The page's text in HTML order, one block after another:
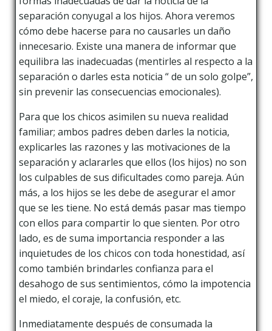
separación conyugal a los hijos. Ahora veremos
cómo debe hacerse para no causarles un daño
innecesario. Existe una manera de informar que
equilibra las inadecuadas (mentirles al respecto a la
separación o darles esta noticia “ de un solo golpe”,
sin prevenir las consecuencias emocionales).
Para que los chicos asimilen su nueva realidad
familiar; ambos padres deben darles la noticia,
explicarles las razones y las motivaciones de la
separación y aclararles que ellos (los hijos) no son
los culpables de sus dificultades como pareja. Aún
más, a los hijos se les debe de asegurar el amor
que se les tiene. No está demás pasar mas tiempo
con ellos para compartir lo que sienten. Por otro
lado, es de suma importancia responder a las
inquietudes de los chicos con toda honestidad, así
como también brindarles confianza para el
desahogo de sus sentimientos, cómo la impotencia
el miedo, el coraje, la confusión, etc.
Inmediatamente después de consumada la